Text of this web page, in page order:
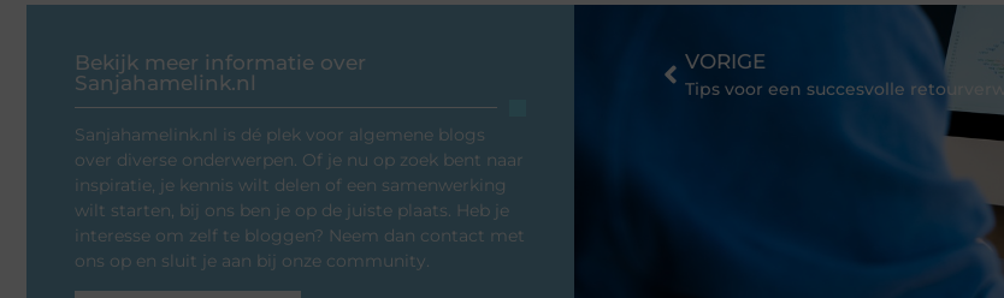
Bekijk meer informatie over
Sanjahamelink.nl
Sanjahamelink.nl is dé plek voor algemene blogs
over diverse onderwerpen. Of je nu op zoek bent naar
inspiratie, je kennis wilt delen of een samenwerking
wilt starten, bij ons ben je op de juiste plaats. Heb je
interesse om zelf te bloggen? Neem dan contact met
ons op en sluit je aan bij onze community.
VORIGE
Tips voor een succesvolle